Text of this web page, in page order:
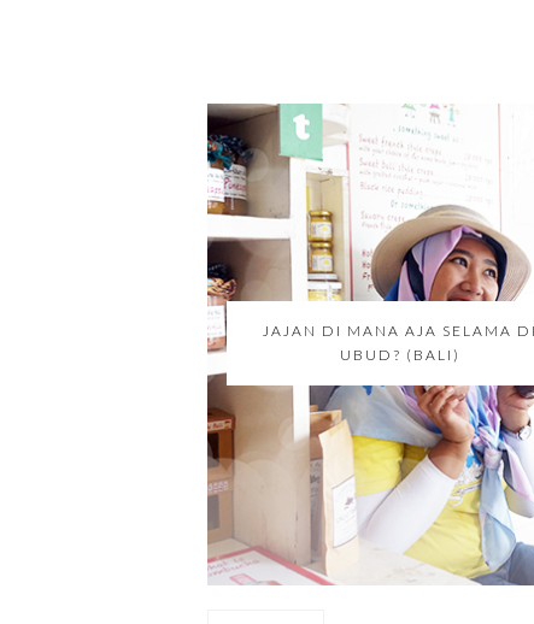
JAJAN DI MANA AJA SELAMA DI
UBUD? (BALI)